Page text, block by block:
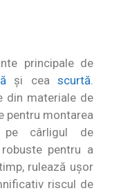
principale de
și ceascurtă
din materiale de
pentru montarea
pe cârligul de
pentru a
rulează ușor
riscul de